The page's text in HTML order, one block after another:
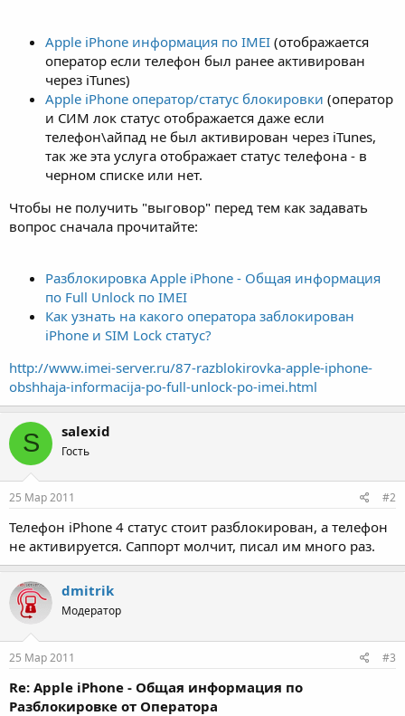
Apple iPhone информация по IMEI (отображается
оператор если телефон был ранее активирован
через iTunes)
Apple iPhone оператор/статус блокировки (оператор
и СИМ лок статус отображается даже если
телефон\айпад не был активирован через iTunes,
так же эта услуга отображает статус телефона - в
черном списке или нет.
Чтобы не получить "выговор" перед тем как задавать
вопрос сначала прочитайте:
Разблокировка Apple iPhone - Общая информация
по Full Unlock по IMEI
Как узнать на какого оператора заблокирован
iPhone и SIM Lock статус?
http://www.imei-server.ru/87-razblokirovka-apple-iphone-
obshhaja-informacija-po-full-unlock-po-imei.html
S salexid
Гость
25 Мар 2011 #2
Телефон iPhone 4 статус стоит разблокирован, а телефон
не активируется. Саппорт молчит, писал им много раз.
dmitrik
Модератор
25 Мар 2011 #3
Re: Apple iPhone - Общая информация по
Разблокировке от Оператора